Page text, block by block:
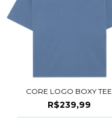
CORE LOGO BOXY TEE
R$239,99